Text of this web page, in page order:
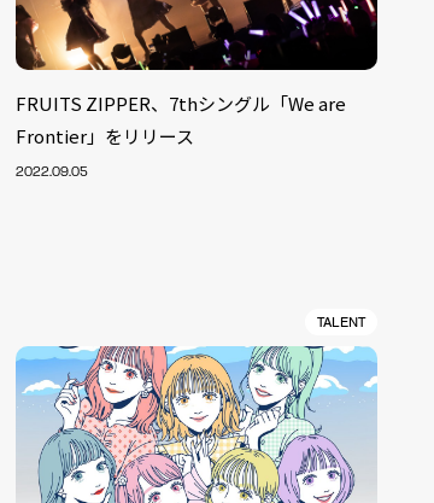
FRUITS ZIPPER、7thシングル「We are
Frontier」をリリース
2022.09.05
TALENT